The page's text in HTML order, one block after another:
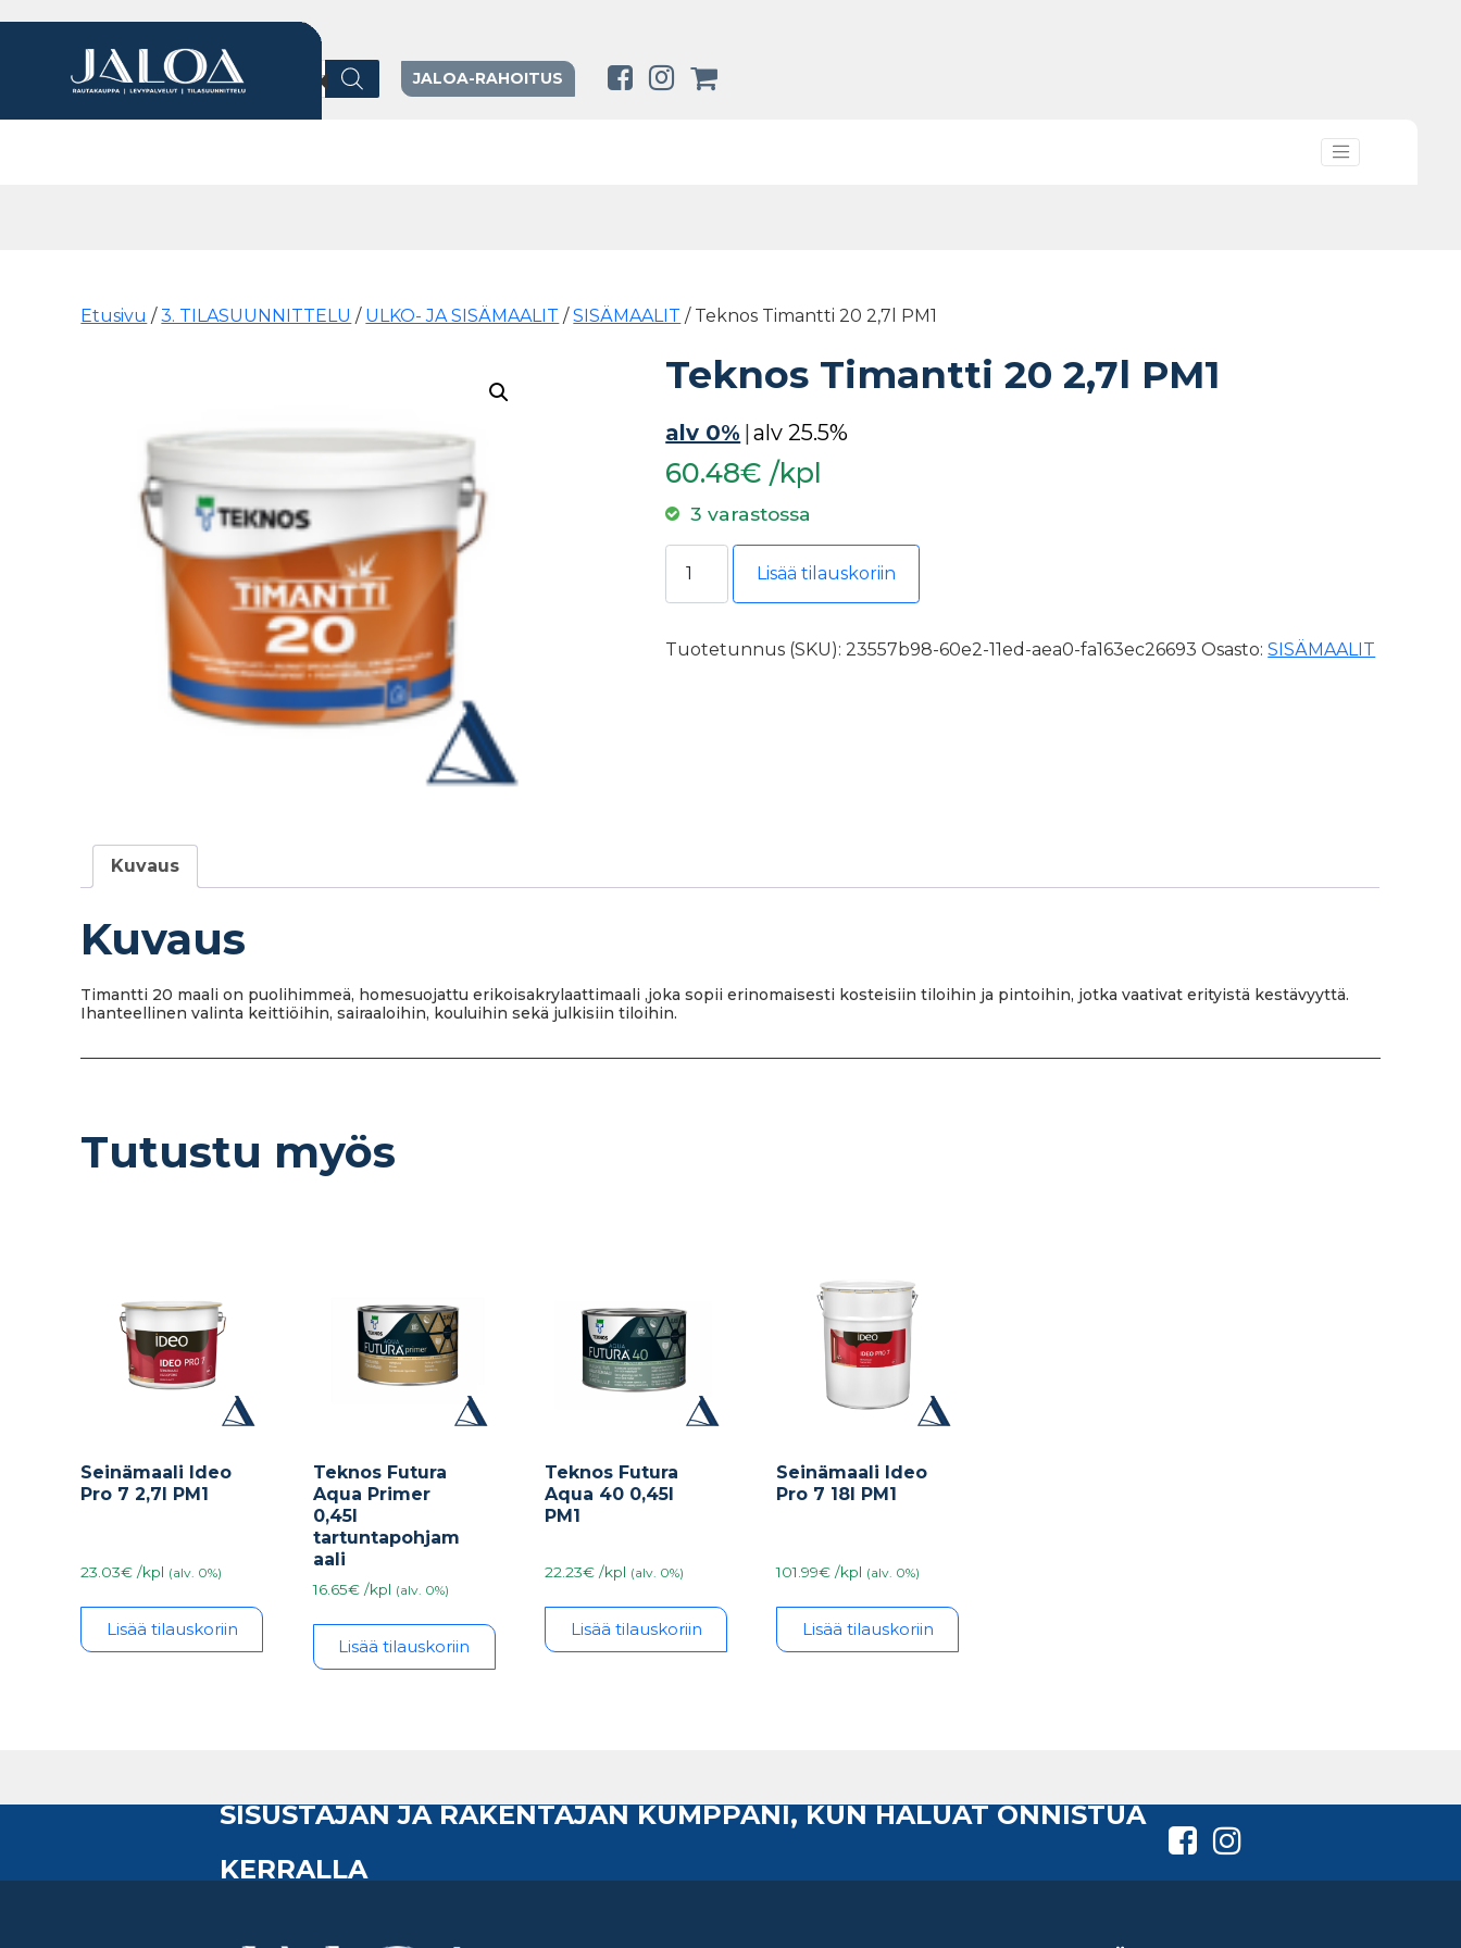
Products search
JALOA-RAHOITUS
Etusivu /3. TILASUUNNITTELU / ULKO- JA SISÄMAALIT /SISÄMAALIT / Teknos Timantti 20 2,7l PM1
Teknos Timantti 20 2,7l PM1
alv 0% |alv 25.5%
60.48€ /kpl
3 varastossa
Teknos Timantti 20 2,7l PM1 määrä
Lisää tilauskoriin
Tuotetunnus (SKU):23557b98-60e2-11ed-aea0-fa163ec26693 Osasto:SISÄMAALIT
Kuvaus
Kuvaus
Timantti 20 maali on puolihimmeä, homesuojattu erikoisakrylaattimaali ,joka sopii erinomaisesti kosteisiin tiloihin ja pintoihin, jotka vaativat erityistä kestävyyttä.
Ihanteellinen valinta keittiöihin, sairaaloihin, kouluihin sekä julkisiin tiloihin.
Tutustu myös
Seinämaali Ideo
Pro 7 2,7l PM1
23.03€ /kpl (alv. 0%)
Lisää tilauskoriin
Teknos Futura
Aqua Primer
0,45l
tartuntapohjam
aali
16.65€ /kpl (alv. 0%)
Lisää tilauskoriin
Teknos Futura
Aqua 40 0,45l
PM1
22.23€ /kpl (alv. 0%)
Lisää tilauskoriin
Seinämaali Ideo
Pro 7 18l PM1
101.99€ /kpl (alv. 0%)
Lisää tilauskoriin
SISUSTAJAN JA RAKENTAJAN KUMPPANI, KUN HALUAT ONNISTUA
KERRALLA